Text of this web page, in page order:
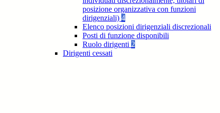
posizione organizzativa con funzioni
dirigenziali) 4
Elenco posizioni dirigenziali discrezionali
Posti di funzione disponibili
Ruolo dirigenti 2
Dirigenti cessati